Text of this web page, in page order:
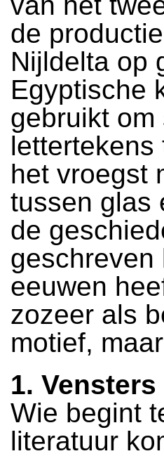
de
Nijldelta op
Egyptische
gebruikt
lettertekens
het vroegst
tussen glas
de
geschreven
eeuwen
zozeer als
motief,
1.
Wie begint
literatuur